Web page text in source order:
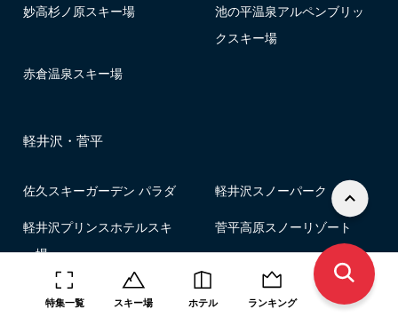
妙高杉ノ原スキー場
池の平温泉アルペンブリッ
クスキー場
赤倉温泉スキー場
軽井沢・菅平
佐久スキーガーデン パラダ 軽井沢スノーパーク
軽井沢プリンスホテルスキ
ー場
菅平高原スノーリゾート
特集一覧 スキー場 ホテル ランキング